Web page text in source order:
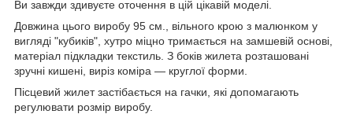
Ви завжди здивуєте оточення в цій цікавій моделі.
Довжина цього виробу 95 см., вільного крою з малюнком у
вигляді "кубиків", хутро міцно тримається на замшевій основі,
матеріал підкладки текстиль. З боків жилета розташовані
зручні кишені, виріз коміра — круглої форми.
Пісцевий жилет застібається на гачки, які допомагають
регулювати розмір виробу.